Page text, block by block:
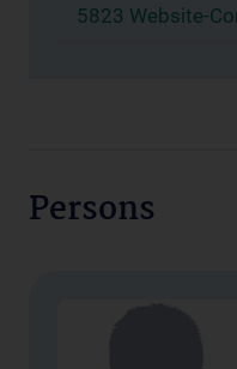
5823 Website-
Persons